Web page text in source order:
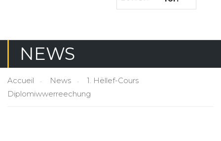
NEWS
Accueil News
1. Hëllef-Cours
Diplomiwwerreechung